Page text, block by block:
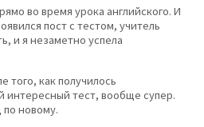
во время урока английского. И
пост с тестом, учитель
и я незаметно успела
того, как получилось
интересный тест, вообще супер.
по новому.